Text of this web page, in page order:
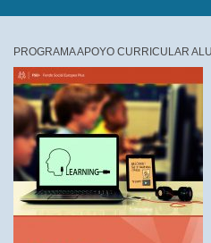
PROGRAMA APOYO CURRICULAR